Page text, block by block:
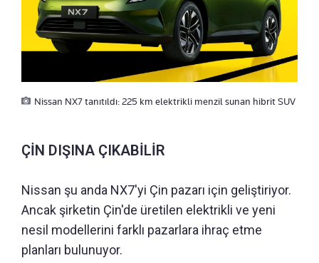
Nissan NX7 tanıtıldı: 225 km elektrikli menzil sunan hibrit SUV
ÇİN DIŞINA ÇIKABİLİR
Nissan şu anda NX7'yi Çin pazarı için geliştiriyor.
Ancak şirketin Çin'de üretilen elektrikli ve yeni
nesil modellerini farklı pazarlara ihraç etme
planları bulunuyor.